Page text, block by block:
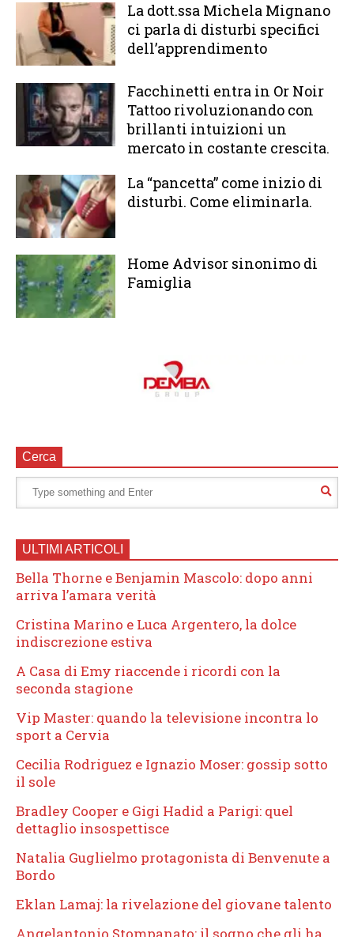
La dott.ssa Michela Mignano
ci parla di disturbi specifici
dell’apprendimento
Facchinetti entra in Or Noir
Tattoo rivoluzionando con
brillanti intuizioni un
mercato in costante crescita.
La “pancetta” come inizio di
disturbi. Come eliminarla.
Home Advisor sinonimo di
Famiglia
Cerca
ULTIMI ARTICOLI
Bella Thorne e Benjamin Mascolo: dopo anni
arriva l’amara verità
Cristina Marino e Luca Argentero, la dolce
indiscrezione estiva
A Casa di Emy riaccende i ricordi con la
seconda stagione
Vip Master: quando la televisione incontra lo
sport a Cervia
Cecilia Rodriguez e Ignazio Moser: gossip sotto
il sole
Bradley Cooper e Gigi Hadid a Parigi: quel
dettaglio insospettisce
Natalia Guglielmo protagonista di Benvenute a
Bordo
Eklan Lamaj: la rivelazione del giovane talento